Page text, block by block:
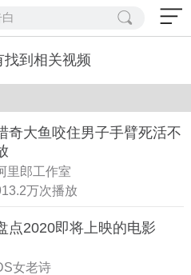
找到相关视频
奇大鱼咬住男子手臂死活不
里郎工作室
万次播放
点2020即将上映的电影
女老诗